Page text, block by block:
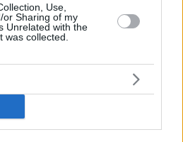
Use,
or Sharing of my
Unrelated with the
was collected.